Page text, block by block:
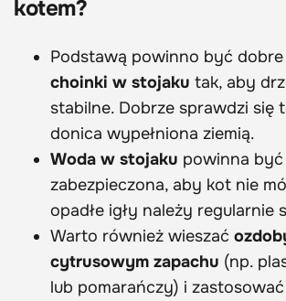
kotem?
Podstawą powinno być dobre
choinki w stojaku tak, aby
stabilne. Dobrze sprawdzi się
donica wypełniona ziemią.
Woda w stojaku powinna być
zabezpieczona, aby kot nie
opadłe igły należy regularnie
Warto również wieszać
cytrusowym zapachu (np.
lub pomarańczy) i zastosować